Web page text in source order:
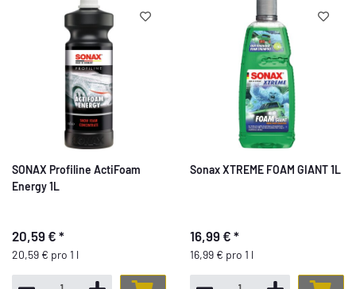
SONAX Profiline ActiFoam
Energy 1L
20,59 € *
20,59 € pro 1 l
Sonax XTREME FOAM GIANT 1L
16,99 € *
16,99 € pro 1 l